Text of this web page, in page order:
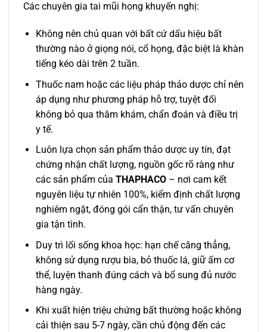
Các chuyên gia tai mũi họng khuyến nghị:
Không nên chủ quan với bất cứ dấu hiệu bất
thường nào ở giọng nói, cổ họng, đặc biệt là khàn
tiếng kéo dài trên 2 tuần.
Thuốc nam hoặc các liệu pháp thảo dược chỉ nên
áp dụng như phương pháp hỗ trợ, tuyệt đối
không bỏ qua thăm khám, chẩn đoán và điều trị
y tế.
Luôn lựa chọn sản phẩm thảo dược uy tín, đạt
chứng nhận chất lượng, nguồn gốc rõ ràng như
các sản phẩm của THAPHACO– nơi cam kết
nguyên liệu tự nhiên 100%, kiểm định chất lượng
nghiêm ngặt, đóng gói cẩn thận, tư vấn chuyên
gia tận tình.
Duy trì lối sống khoa học: hạn chế căng thẳng,
không sử dụng rượu bia, bỏ thuốc lá, giữ ấm cơ
thể, luyện thanh đúng cách và bổ sung đủ nước
hàng ngày.
Khi xuất hiện triệu chứng bất thường hoặc không
cải thiện sau 5-7 ngày, cần chủ động đến các